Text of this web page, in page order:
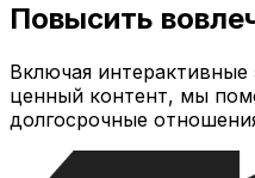
Повысить
Включая
ценный контент, мы
долгосрочные